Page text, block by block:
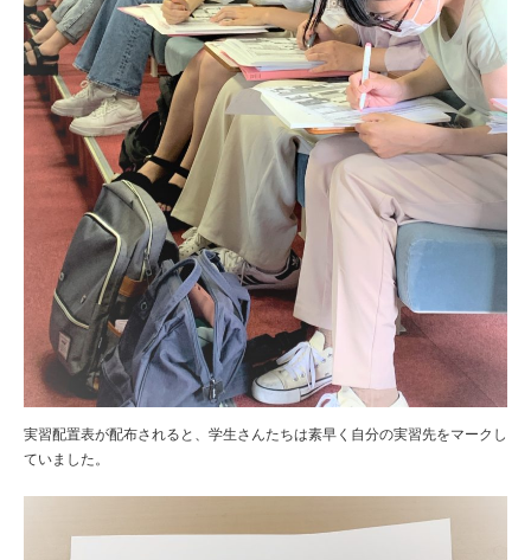
実習配置表が配布されると、学生さんたちは素早く自分の実習先をマークし
ていました。